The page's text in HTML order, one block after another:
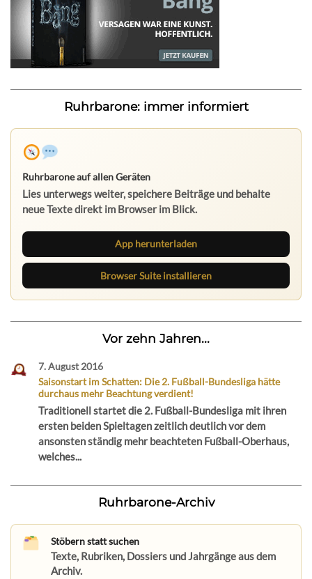
Ruhrbarone: immer informiert
Ruhrbarone auf allen Geräten
Lies unterwegs weiter, speichere Beiträge und behalte
neue Texte direkt im Browser im Blick.
App herunterladen
Browser Suite installieren
Vor zehn Jahren...
7. August 2016
Saisonstart im Schatten: Die 2. Fußball-Bundesliga hätte
durchaus mehr Beachtung verdient!
Traditionell startet die 2. Fußball-Bundesliga mit ihren
ersten beiden Spieltagen zeitlich deutlich vor dem
ansonsten ständig mehr beachteten Fußball-Oberhaus,
welches...
Ruhrbarone-Archiv
Stöbern statt suchen
Texte, Rubriken, Dossiers und Jahrgänge aus dem
Archiv.